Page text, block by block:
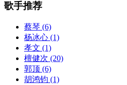
歌手推荐
蔡琴 (6)
杨冰心 (1)
孝文 (1)
檀健次 (20)
郭顶 (6)
胡鸿钧 (1)